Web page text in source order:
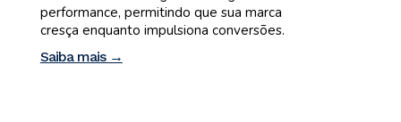
performance, permitindo que sua marca
cresça enquanto impulsiona conversões.
Saiba mais →